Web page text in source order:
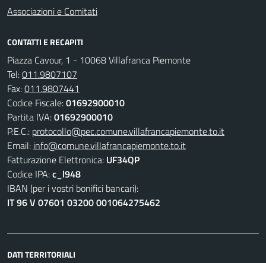
Associazioni e Comitati
CONTATTI E RECAPITI
Piazza Cavour, 1 - 10068 Villafranca Piemonte
Tel:011.9807107
Fax:011.9807441
Codice Fiscale:01692900010
Partita IVA:01692900010
P.E.C.: protocollo@pec.comune.villafrancapiemonte.to.it
Email: info@comune.villafrancapiemonte.to.it
Fatturazione Elettronica: UF34QP
Codice IPA:c_l948
IBAN (per i vostri bonifici bancari):
IT 96 V 07601 03200 001064275462
DATI TERRITORIALI